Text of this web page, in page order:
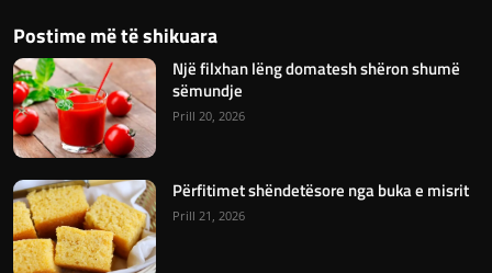
Postime më të shikuara
Një filxhan lëng domatesh shëron shumë
sëmundje
Prill 20, 2026
Përfitimet shëndetësore nga buka e misrit
Prill 21, 2026